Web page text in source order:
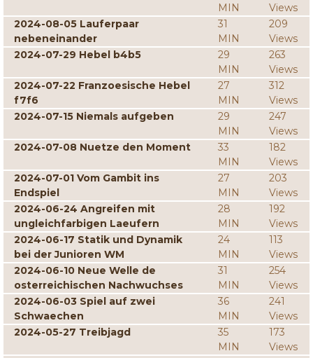
MIN
Views
2024-08-05 Lauferpaar
nebeneinander
31
MIN
209
Views
2024-07-29 Hebel b4b5
29
MIN
263
Views
2024-07-22 Franzoesische Hebel
f7f6
27
MIN
312
Views
2024-07-15 Niemals aufgeben
29
MIN
247
Views
2024-07-08 Nuetze den Moment
33
MIN
182
Views
2024-07-01 Vom Gambit ins
Endspiel
27
MIN
203
Views
2024-06-24 Angreifen mit
ungleichfarbigen Laeufern
28
MIN
192
Views
2024-06-17 Statik und Dynamik
bei der Junioren WM
24
MIN
113
Views
2024-06-10 Neue Welle de
osterreichischen Nachwuchses
31
MIN
254
Views
2024-06-03 Spiel auf zwei
Schwaechen
36
MIN
241
Views
2024-05-27 Treibjagd
35
MIN
173
Views